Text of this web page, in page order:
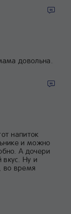
довольна.
напиток
и можно
А дочери
Ну и
во время